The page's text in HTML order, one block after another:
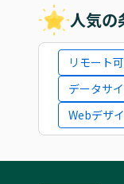
人気の
リモート可
データサ
Webデザ